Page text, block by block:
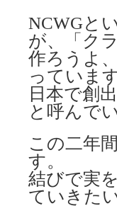
NCWGと
が、「ク
作ろうよ
っています
日本で創
と呼んで
この二年
す。
結びで実
ていきた